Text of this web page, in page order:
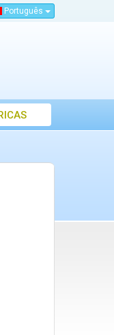
Português